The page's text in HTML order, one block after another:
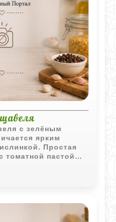
с зелёным
ярким
Простая
томатной пастой
и